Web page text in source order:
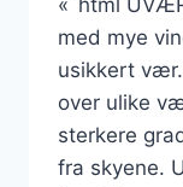
«`html
med mye
usikkert
over ulike
sterkere
fra skyene.